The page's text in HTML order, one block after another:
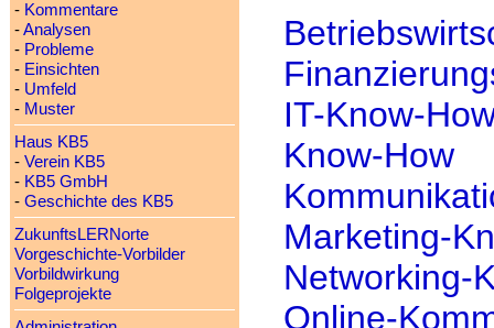
- Kommentare
-Analysen
- Probleme
- Einsichten
- Umfeld
- Muster
Haus KB5
- Verein KB5
- KB5 GmbH
- Geschichte des KB5
ZukunftsLERNorte
Vorgeschichte-Vorbilder
Vorbildwirkung
Folgeprojekte
IT-Know-
Know-How
Marketing-
Networking-
Online-